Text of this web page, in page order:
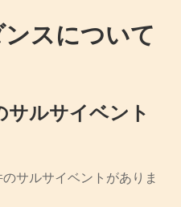
スについて
サルサイベント
サルサイベントがありま